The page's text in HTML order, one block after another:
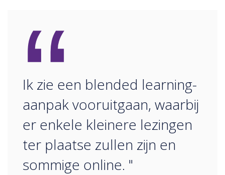
“
Ik zie een blended learning-
aanpak vooruitgaan, waarbij
er enkele kleinere lezingen
ter plaatse zullen zijn en
sommige online. "